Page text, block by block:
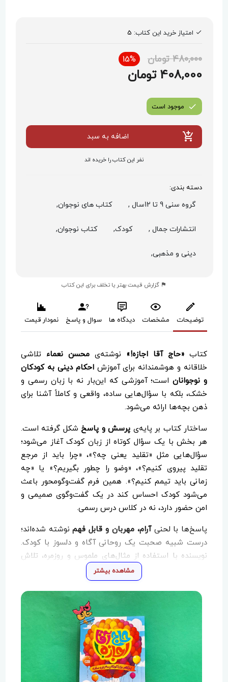
امتیاز خرید این کتاب: 5
480,000 تومان 15%
408,000 تومان
موجود است
اضافه به سبد
نفر این کتاب را خریده اند
دسته بندی:
گروه سنی 9 تا 12سال , کتاب های نوجوان,
انتشارات جمال , کودک, کتاب نوجوان,
دینی و مذهبی,
گزارش قیمت بهتر یا تخلف برای این کتاب
توضیحات مشخصات دیدگاه ها سوال و پاسخ نمودار قیمت
کتاب «حاج آقا اجازه!» نوشته‌یمحسن نعماء تلاشی
خلاقانه و هوشمندانه برای آموزشاحکام دینی به کودکان
و نوجواناناست؛ آموزشی که این‌بار نه با زبان رسمی و
خشک، بلکه با سؤال‌هایی ساده، واقعی و کاملاً آشنا برای
ذهن بچه‌ها ارائه می‌شود.
ساختار کتاب بر پایه‌ی پرسش و پاسخ شکل گرفته است.
هر بخش با یک سؤال کوتاه از زبان کودک آغاز می‌شود؛
سؤال‌هایی مثل «تقلید یعنی چه؟»، «چرا باید از مرجع
تقلید پیروی کنیم؟»، «وضو را چطور بگیریم؟» یا «چه
زمانی باید تیمم کنیم؟». همین فرم گفت‌وگومحور باعث
می‌شود کودک احساس کند در یک گفت‌وگوی صمیمی و
امن حضور دارد، نه در کلاس درس رسمی.
پاسخ‌ها با لحنیآرام، مهربان و قابل فهمنوشته شده‌اند؛
درست شبیه صحبت یک روحانی آگاه و دلسوز با کودک.
نویسنده با استفاده از مثال‌های ملموس و روزمره، تلاش
کرده مفاهیم گاهی پیچیده‌ی فقهی را به ساده‌ترین شکل
ممکن توضیح دهد؛ به‌طوری که کودک نه دچار سردرگمی
می‌شود و نه احساس فشار یا اجبار می‌کند.
فضای کلی کتاب آموزشی، اطمینان‌بخش و همراه‌کننده
است. «حاج آقا اجازه!» به کودکان کمک می‌کند تا
دینی، تقلید، وضو، تیمم و دیگر مسائل شرعی
را نه از سر
درک و علاقهیاد بگیرند. این کتاب انتخابی
مناسب برای خانواده‌هایی است که می‌خواهند فرزندشان
مشاهده بیشتر